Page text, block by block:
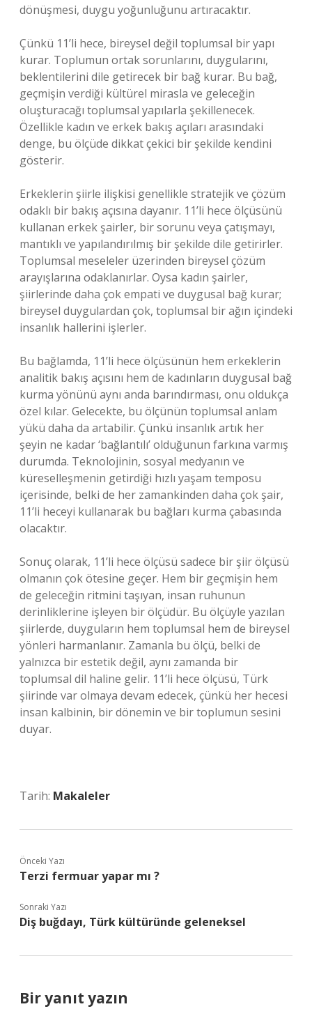
dönüşmesi, duygu yoğunluğunu artıracaktır.
Çünkü 11’li hece, bireysel değil toplumsal bir yapı
kurar. Toplumun ortak sorunlarını, duygularını,
beklentilerini dile getirecek bir bağ kurar. Bu bağ,
geçmişin verdiği kültürel mirasla ve geleceğin
oluşturacağı toplumsal yapılarla şekillenecek.
Özellikle kadın ve erkek bakış açıları arasındaki
denge, bu ölçüde dikkat çekici bir şekilde kendini
gösterir.
Erkeklerin şiirle ilişkisi genellikle stratejik ve çözüm
odaklı bir bakış açısına dayanır. 11’li hece ölçüsünü
kullanan erkek şairler, bir sorunu veya çatışmayı,
mantıklı ve yapılandırılmış bir şekilde dile getirirler.
Toplumsal meseleler üzerinden bireysel çözüm
arayışlarına odaklanırlar. Oysa kadın şairler,
şiirlerinde daha çok empati ve duygusal bağ kurar;
bireysel duygulardan çok, toplumsal bir ağın içindeki
insanlık hallerini işlerler.
Bu bağlamda, 11’li hece ölçüsünün hem erkeklerin
analitik bakış açısını hem de kadınların duygusal bağ
kurma yönünü aynı anda barındırması, onu oldukça
özel kılar. Gelecekte, bu ölçünün toplumsal anlam
yükü daha da artabilir. Çünkü insanlık artık her
şeyin ne kadar ‘bağlantılı’ olduğunun farkına varmış
durumda. Teknolojinin, sosyal medyanın ve
küreselleşmenin getirdiği hızlı yaşam temposu
içerisinde, belki de her zamankinden daha çok şair,
11’li heceyi kullanarak bu bağları kurma çabasında
olacaktır.
Sonuç olarak, 11’li hece ölçüsü sadece bir şiir ölçüsü
olmanın çok ötesine geçer. Hem bir geçmişin hem
de geleceğin ritmini taşıyan, insan ruhunun
derinliklerine işleyen bir ölçüdür. Bu ölçüyle yazılan
şiirlerde, duyguların hem toplumsal hem de bireysel
yönleri harmanlanır. Zamanla bu ölçü, belki de
yalnızca bir estetik değil, aynı zamanda bir
toplumsal dil haline gelir. 11’li hece ölçüsü, Türk
şiirinde var olmaya devam edecek, çünkü her hecesi
insan kalbinin, bir dönemin ve bir toplumun sesini
duyar.
Tarih: Makaleler
Önceki Yazı
Terzi fermuar yapar mı ?
Sonraki Yazı
Diş buğdayı, Türk kültüründe geleneksel
Bir yanıt yazın